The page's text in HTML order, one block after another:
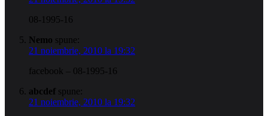
08-1995-16
Nemo spune:
21 noiembrie, 2010 la 19:32
facebook – 08-1995-16
abcdef spune:
21 noiembrie, 2010 la 19:32